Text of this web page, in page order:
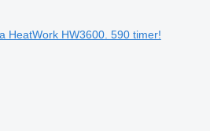
HeatWork HW3600. 590 timer!